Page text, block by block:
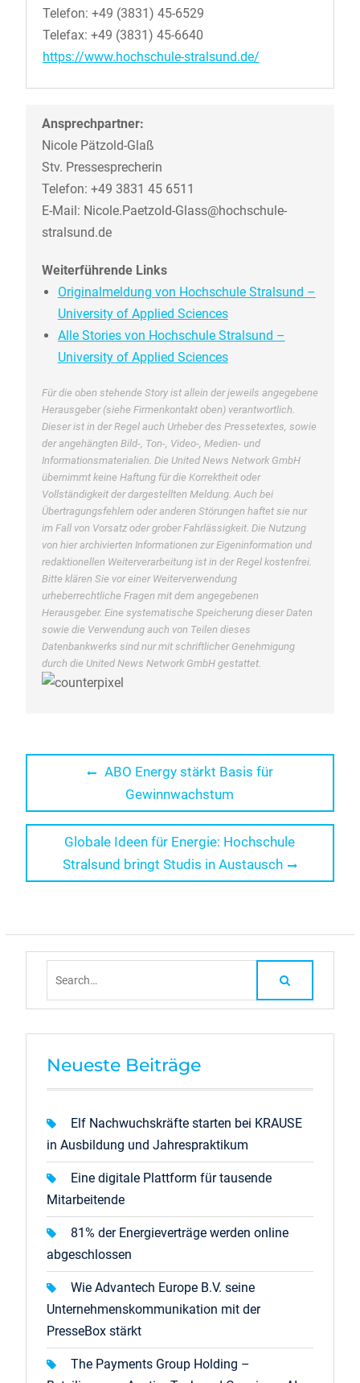
Telefon: +49 (3831) 45-6529
Telefax: +49 (3831) 45-6640
https://www.hochschule-stralsund.de/
Ansprechpartner:
Nicole Pätzold-Glaß
Stv. Pressesprecherin
Telefon: +49 3831 45 6511
E-Mail: Nicole.Paetzold-Glass@hochschule-
stralsund.de
Weiterführende Links
Originalmeldung von Hochschule Stralsund –
University of Applied Sciences
Alle Stories von Hochschule Stralsund –
University of Applied Sciences
Für die oben stehende Story ist allein der jeweils angegebene
Herausgeber (siehe Firmenkontakt oben) verantwortlich.
Dieser ist in der Regel auch Urheber des Pressetextes, sowie
der angehängten Bild-, Ton-, Video-, Medien- und
Informationsmaterialien. Die United News Network GmbH
übernimmt keine Haftung für die Korrektheit oder
Vollständigkeit der dargestellten Meldung. Auch bei
Übertragungsfehlern oder anderen Störungen haftet sie nur
im Fall von Vorsatz oder grober Fahrlässigkeit. Die Nutzung
von hier archivierten Informationen zur Eigeninformation und
redaktionellen Weiterverarbeitung ist in der Regel kostenfrei.
Bitte klären Sie vor einer Weiterverwendung
urheberrechtliche Fragen mit dem angegebenen
Herausgeber. Eine systematische Speicherung dieser Daten
sowie die Verwendung auch von Teilen dieses
Datenbankwerks sind nur mit schriftlicher Genehmigung
durch die United News Network GmbH gestattet.
Beitragsnavigation
Previous
post:
ABO Energy stärkt Basis für
Gewinnwachstum
Next
post:
Globale Ideen für Energie: Hochschule
Stralsund bringt Studis in Austausch
Neueste Beiträge
Elf Nachwuchskräfte starten bei KRAUSE
in Ausbildung und Jahrespraktikum
Eine digitale Plattform für tausende
Mitarbeitende
81% der Energieverträge werden online
abgeschlossen
Wie Advantech Europe B.V. seine
Unternehmenskommunikation mit der
PresseBox stärkt
The Payments Group Holding –